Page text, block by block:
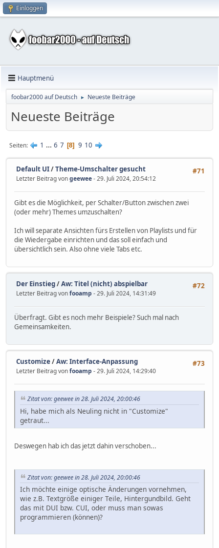
Einloggen
Hauptmenü
foobar2000 auf Deutsch ► Neueste Beiträge
Neueste Beiträge
Seiten 1 ... 6 7 8 9 10
#71
Default UI/Theme-Umschalter gesucht
Letzter Beitrag vongeewee- 29. Juli 2024, 20:54:12
Gibt es die Möglichkeit, per Schalter/Button zwischen zwei
(oder mehr) Themes umzuschalten?
Ich will separate Ansichten fürs Erstellen von Playlists und für
die Wiedergabe einrichten und das soll einfach und
übersichtlich sein. Also ohne viele Tabs etc.
#72
Der Einstieg/Aw: Titel (nicht) abspielbar
Letzter Beitrag vonfooamp - 29. Juli 2024, 14:31:49
Überfragt. Gibt es noch mehr Beispiele? Such mal nach
Gemeinsamkeiten.
#73
Customize/Aw: Interface-Anpassung
Letzter Beitrag vonfooamp - 29. Juli 2024, 14:29:40
Zitat von: geewee in 28. Juli 2024, 20:00:46
Hi, habe mich als Neuling nicht in "Customize"
getraut...
Deswegen hab ich das jetzt dahin verschoben...
Zitat von: geewee in 28. Juli 2024, 20:00:46
Ich möchte einige optische Änderungen vornehmen,
wie z.B. Textgröße einiger Teile, Hintergundbild. Geht
das mit DUI bzw. CUI, oder muss man sowas
programmieren (können)?